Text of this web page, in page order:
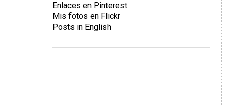
Enlaces en Pinterest
Mis fotos en Flickr
Posts in English